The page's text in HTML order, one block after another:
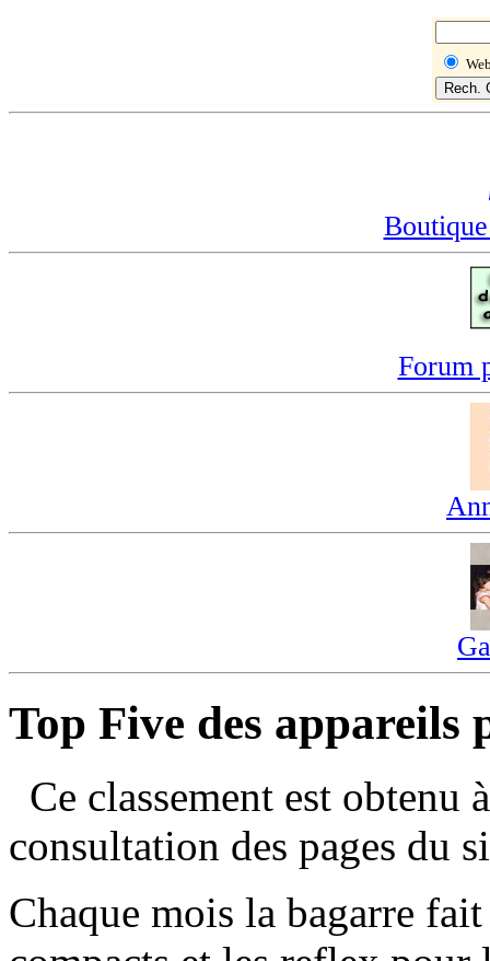
Forum
Top Five des appareils
Ce classement est obtenu
consultation des pages du
Chaque mois la bagarre